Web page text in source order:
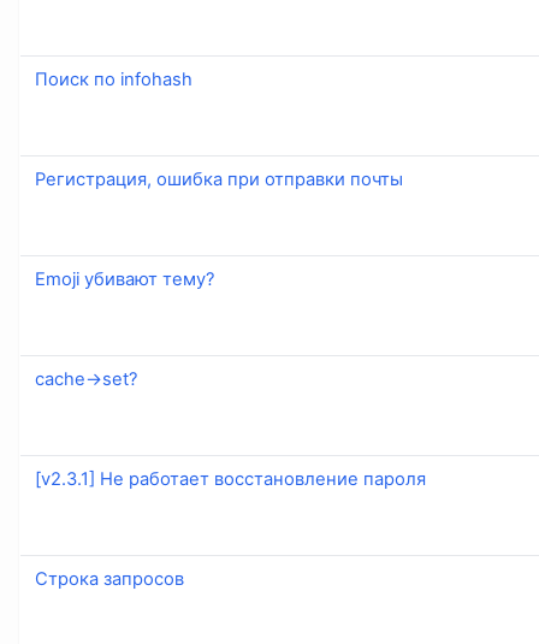
Поиск по infohash
Регистрация, ошибка при отправки почты
Emoji убивают тему?
cache->set?
[v2.3.1] Не работает восстановление пароля
Строка запросов